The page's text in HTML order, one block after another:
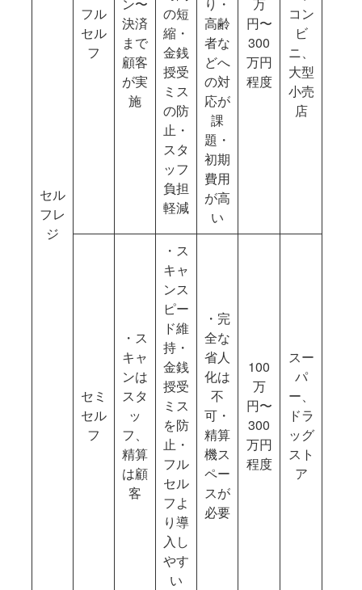
セル
フレ
ジ
フル
セル
フ
決済
まで
顧客
が実
施
の短
縮・
金銭
授受
ミス
の防
止・
スタ
ッフ
負担
軽減
高齢
者な
どへ
の対
応が
課
題・
初期
費用
が高
い
円〜
300
万円
程度
コン
ビ
ニ、
大型
小売
店
セミ
セル
フ
・ス
キャ
ンは
スタ
ッ
フ、
精算
は顧
客
・ス
キャ
ンス
ピー
ド維
持・
金銭
授受
ミス
を防
止・
フル
セル
フよ
り導
入し
やす
い
・完
全な
省人
化は
不
可・
精算
機ス
ペー
スが
必要
100
万
円〜
300
万円
程度
スー
パ
ー、
ドラ
ッグ
スト
ア